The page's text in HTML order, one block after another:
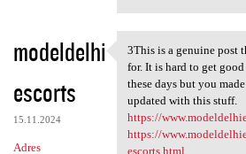
modeldelhi
escorts
15.11.2024
Adres
3This is a genuine
3This is a genuine post
for. It is hard to get
these days but you
updated with this stuff.
https://
https://
escorts.html